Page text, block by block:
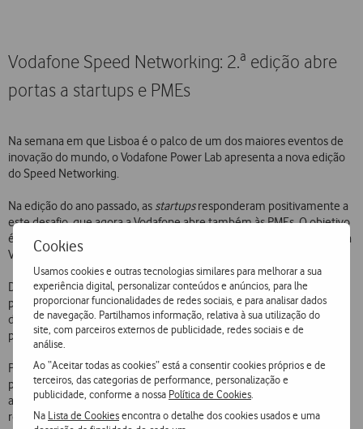
Cookies
Usamos cookies e outras tecnologias similares para melhorar a sua
experiência digital, personalizar conteúdos e anúncios, para lhe
proporcionar funcionalidades de redes sociais, e para analisar dados
de navegação. Partilhamos informação, relativa à sua utilização do
site, com parceiros externos de publicidade, redes sociais e de
análise.
Ao “Aceitar todas as cookies” está a consentir cookies próprios e de
terceiros, das categorias de performance, personalização e
publicidade, conforme a nossa Política de Cookies
Na Lista de Cookiesencontra o detalhe dos cookies usados e uma
Vodafone Speed Networking: 2.ª edição abre
portas a startups e PMEs
Na semana em que Lisboa é o palco de um dos maiores eventos de
inovação do mundo, o Vodafone Power Lab apresenta a nova edição
do Speed Networking.
Na edição do ano passado, as startupsresponderam positivamente a
este desafio, que agora a Vodafone abre também às PMEs. O objetivo
é facilitar a colaboração entre
e, agora também, PMEs com a
Vodafone e os seus parceiros.
De 11 a 15 de novembro,startupse PMEs poderão reunir-se –
presencialmente ou online - com especialistas da Vodafone de
diversas áreas para explorarem oportunidades de desenvolvimento
para os seus projetos.
Para se inscreverem, asstartups ePMEsinteressadasdevem
preencher o formulário disponívelaqui. Durante o registo, podem
ainda escolher o membro da equipa Vodafone com quem desejam
reunir-se.